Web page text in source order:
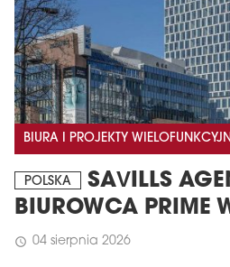
BIURA I PROJEKTY
POLSKA
SAVILLS
BIUROWCA PRIME
schedule 04 sierpnia 2026